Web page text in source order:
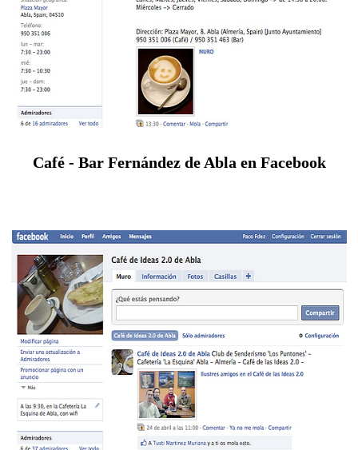
Café - Bar Fernández de Abla en Facebook